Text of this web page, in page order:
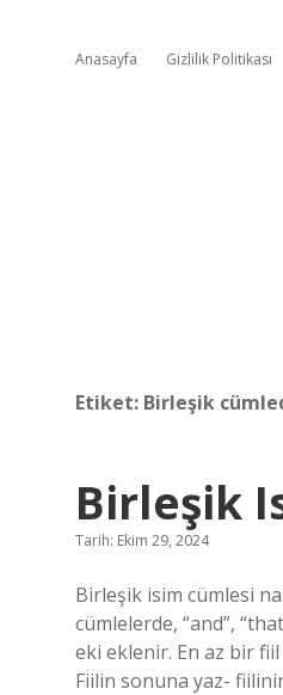
Anasayfa Gizlilik Politikası
Etiket: Birleşik
Birleşik
Tarih: Ekim 29, 2024
Birleşik isim cümlesi
cümlelerde, “and”,
eki eklenir. En az bir
Fiilin sonuna yaz-